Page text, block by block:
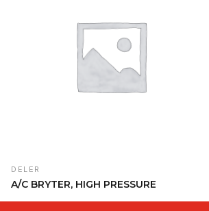
DELER
A/C BRYTER, HIGH PRESSURE